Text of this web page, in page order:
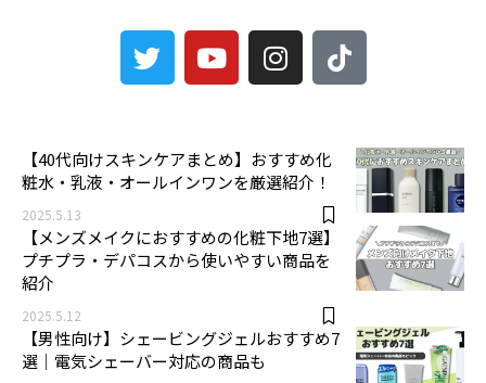
【40代向けスキンケアまとめ】おすすめ化
粧水・乳液・オールインワンを厳選紹介！
2025.5.13
【メンズメイクにおすすめの化粧下地7選】
プチプラ・デパコスから使いやすい商品を
紹介
2025.5.12
【男性向け】シェービングジェルおすすめ7
選｜電気シェーバー対応の商品も